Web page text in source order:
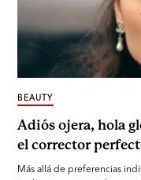
Adiós ojera, hola
el corrector
BEAUTY
Más allá de preferencias